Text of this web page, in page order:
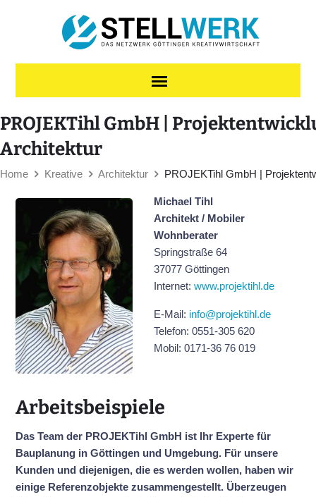
PROJEKTihl GmbH |
Architektur
Home Kreative Architektur PROJEKTihl GmbH |
Michael Tihl
Architekt / Mobiler
Wohnberater
Springstraße 64
37077 Göttingen
Internet:www.projektihl.de
E-Mail: info@projektihl.de
Telefon: 0551-305 620
Mobil: 0171-36 76 019
Arbeitsbeispiele
Das Team der PROJEKTihl GmbH ist Ihr Experte für
Bauplanung in Göttingen und Umgebung. Für unsere
Kunden und diejenigen, die es werden wollen, haben wir
einige Referenzobjekte zusammengestellt. Überzeugen